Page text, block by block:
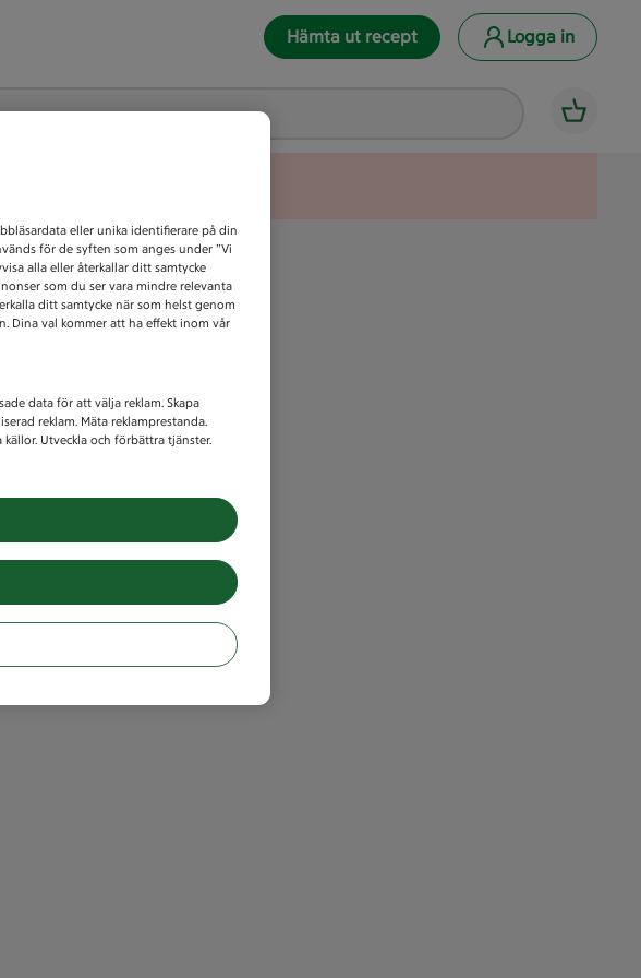
Hämta ut recept Logga in
eller unika identifierare på din
för de syften som anges under ”Vi
alla eller återkallar ditt samtycke
som du ser vara mindre relevanta
ditt samtycke när som helst genom
Dina val kommer att ha effekt inom vår
data för att välja reklam. Skapa
reklam. Mäta reklamprestanda.
Utveckla och förbättra tjänster.